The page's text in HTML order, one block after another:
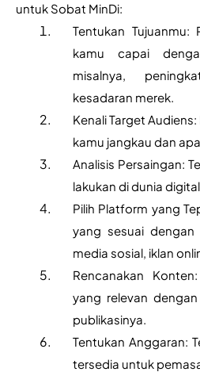
untuk Sobat MinDi:
Tentukan
kamu capai
misalnya,
kesadaran merek.
Kenali Target
kamu jangkau dan
Analisis Persaingan:
lakukan di dunia
Pilih Platform yang
yang sesuai
media sosial, iklan
Rencanakan
yang relevan
publikasinya.
Tentukan Anggaran:
tersedia untuk